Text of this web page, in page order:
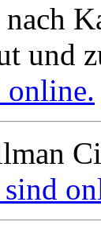
und
online.